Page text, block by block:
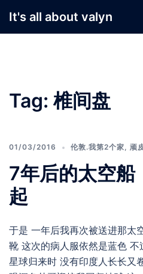
It's all about valyn
Tag:椎间盘
01/03/2016 伦敦.我第2个家, 顽
7年后的太空船
起
于是 一年后我再次被送进那太
靴 这次的病人服依然是蓝色
星球归来时 没有印度人长长又